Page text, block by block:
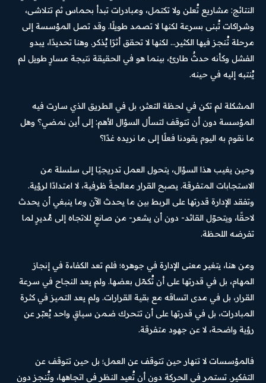
النتائج: مشاريع تُعلن ولا تكتمل، ومبادرات تبدأ بحماس ثم تتلاشى،
وشراكات تُبنى بسرعة لكنها لا تصمد طويلًا. وقد تصل المؤسسة إلى
مرحلة تُنجز فيها الكثير… لكنها لا تحقق أثرًا يُذكر. وهنا تحديدًا، يبدو
الفشل وكأنه حدثٌ طارئ، بينما هو في الحقيقة نتيجة مسارٍ طويل لم
يُنتبه إليه في حينه.
المشكلة لم تكن في لحظة التعثر، بل في الطريق الذي سارت فيه
المؤسسة دون أن تتوقف لتسأل السؤال الأهم: إلى أين نمضي؟ وهل
ما نقوم به اليوم يقودنا فعلًا إلى ما نريده غدًا؟
وحين يغيب هذا السؤال، يتحول العمل تدريجيًا إلى سلسلة من
الاستجابات المتفرقة. يصبح القرار معالجةً ظرفية، لا امتدادًا لرؤية.
وتفقد الإدارة قدرتها على الربط بين ما يحدث الآن وما ينبغي أن يحدث
لاحقًا، ويتحوّل القائد- دون أن يشعر- من صانعٍ للاتجاه إلى مُديرٍ لما
تفرضه اللحظة.
ومن هنا، يتغير معنى الإدارة في جوهره؛ فلم تعد الكفاءة في إنجاز
المهام، بل في قدرتها على أن تُكمّل بعضها. ولم يعد النجاح في سرعة
القرار، بل في مدى اتساقه مع بقية القرارات. ولم يعد التميز في كثرة
المبادرات، بل في قدرتها على أن تتحرك ضمن سياقٍ واحد يُعبّر عن
رؤية واضحة، لا عن جهود متفرقة.
فالمؤسسات لا تنهار حين تتوقف عن العمل؛ بل حين تتوقف عن
التفكير. تستمر في الحركة دون أن تُعيد النظر في اتجاهها، وتُنجز دون